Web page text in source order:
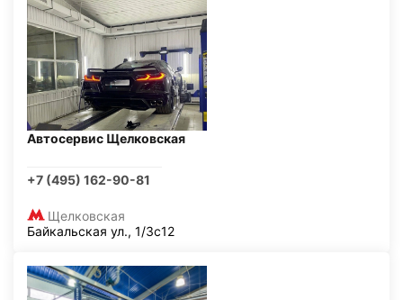
Автосервис Щелковская
+7 (495) 162-90-81
Щелковская
Байкальская ул., 1/3с12